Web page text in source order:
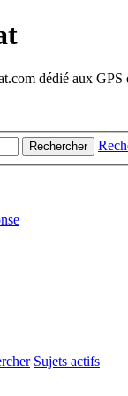
dédié aux GPS
Rechercher
Sujets actifs